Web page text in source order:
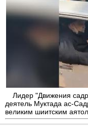
Лидер "Движения
деятель Муктада ас-
великим шиитским